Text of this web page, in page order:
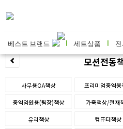
베스트 브랜드 세트상품
모션전동
사무용OA책상 프리미엄중역
중역임원용(팀장)책상 가죽책상/철재
유리책상 컴퓨터책상